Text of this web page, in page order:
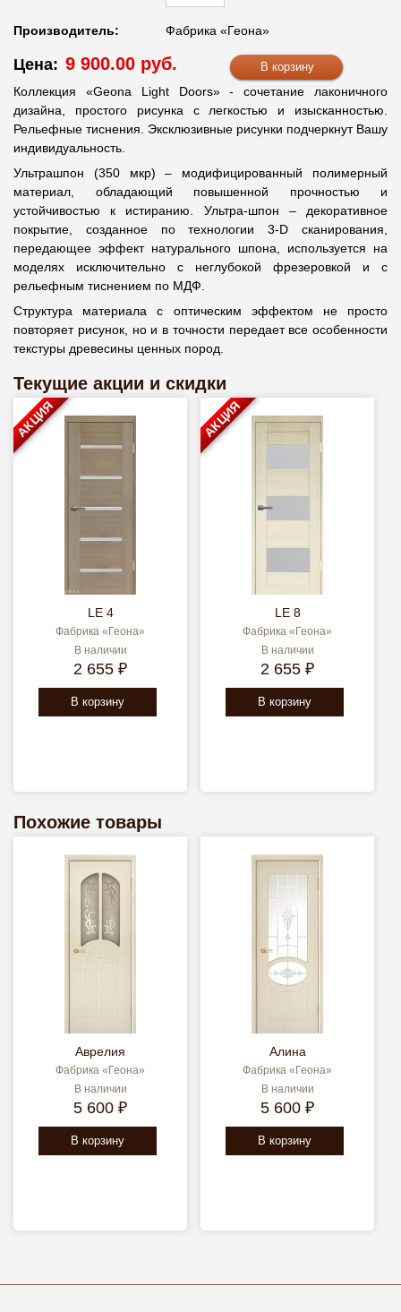
Производитель: Фабрика «Геона»
Цена: 9 900.00 руб.
Коллекция «Geona Light Doors» - сочетание лаконичного
дизайна, простого рисунка с легкостью и изысканностью.
Рельефные тиснения. Эксклюзивные рисунки подчеркнут Вашу
индивидуальность.
Ультрашпон (350 мкр) – модифицированный полимерный
материал, обладающий повышенной прочностью и
устойчивостью к истиранию. Ультра-шпон – декоративное
покрытие, созданное по технологии 3-D сканирования,
передающее эффект натурального шпона, используется на
моделях исключительно с неглубокой фрезеровкой и с
рельефным тиснением по МДФ.
Структура материала с оптическим эффектом не просто
повторяет рисунок, но и в точности передает все особенности
текстуры древесины ценных пород.
Текущие акции и скидки
LE 4
Фабрика «Геона»
В наличии
2 655 ₽
В корзину
АКЦИЯ
LE 8
Фабрика «Геона»
В наличии
2 655 ₽
В корзину
АКЦИЯ
Похожие товары
Аврелия
Фабрика «Геона»
В наличии
5 600 ₽
В корзину
Алина
Фабрика «Геона»
В наличии
5 600 ₽
В корзину